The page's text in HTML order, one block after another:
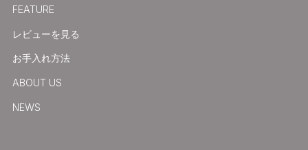
FEATURE
レビューを見る
お手入れ方法
ABOUT US
NEWS